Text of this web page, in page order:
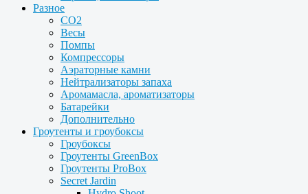
Разное
CO2
Весы
Помпы
Компрессоры
Аэраторные камни
Нейтрализаторы запаха
Аромамасла, ароматизаторы
Батарейки
Дополнительно
Гроутенты и гроубоксы
Гроубоксы
Гроутенты GreenBox
Гроутенты ProBox
Secret Jardin